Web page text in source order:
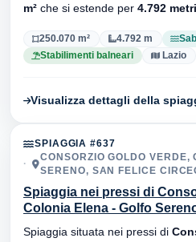
m² che si estende per 4.792 metri
250.070 m² 4.792 m
Stabilimenti balneari
Lazio
Visualizza dettagli della
SPIAGGIA #637
CONSORZIO GOLDO VERDE,
SERENO, SAN FELICE
Spiaggia nei pressi di
Colonia Elena - Golfo
Spiaggia situata nei pressi di